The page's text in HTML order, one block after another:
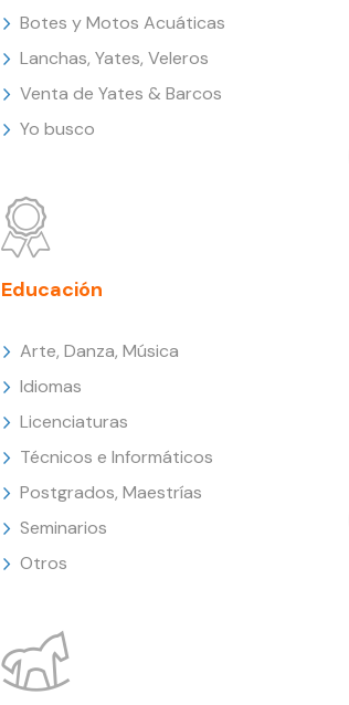
Botes y Motos Acuáticas
Lanchas, Yates, Veleros
Venta de Yates & Barcos
Yo busco
Educación
Arte, Danza, Música
Idiomas
Licenciaturas
Técnicos e Informáticos
Postgrados, Maestrías
Seminarios
Otros